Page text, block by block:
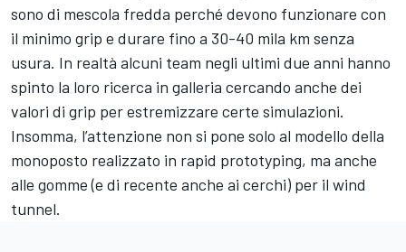
sono di mescola fredda perché devono funzionare con
il minimo grip e durare fino a 30-40 mila km senza
usura. In realtà alcuni team negli ultimi due anni hanno
spinto la loro ricerca in galleria cercando anche dei
valori di grip per estremizzare certe simulazioni.
Insomma, l’attenzione non si pone solo al modello della
monoposto realizzato in rapid prototyping, ma anche
alle gomme (e di recente anche ai cerchi) per il wind
tunnel.